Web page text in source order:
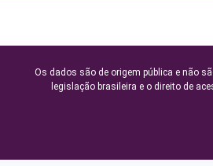
Os dados são de origem pública e não
legislação brasileira e o direito de